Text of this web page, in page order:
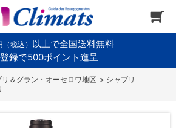
（税込） 以上で全国送料無料
録で500ポイント進呈
リ＆グラン・オーセロワ地区 > シャブリ